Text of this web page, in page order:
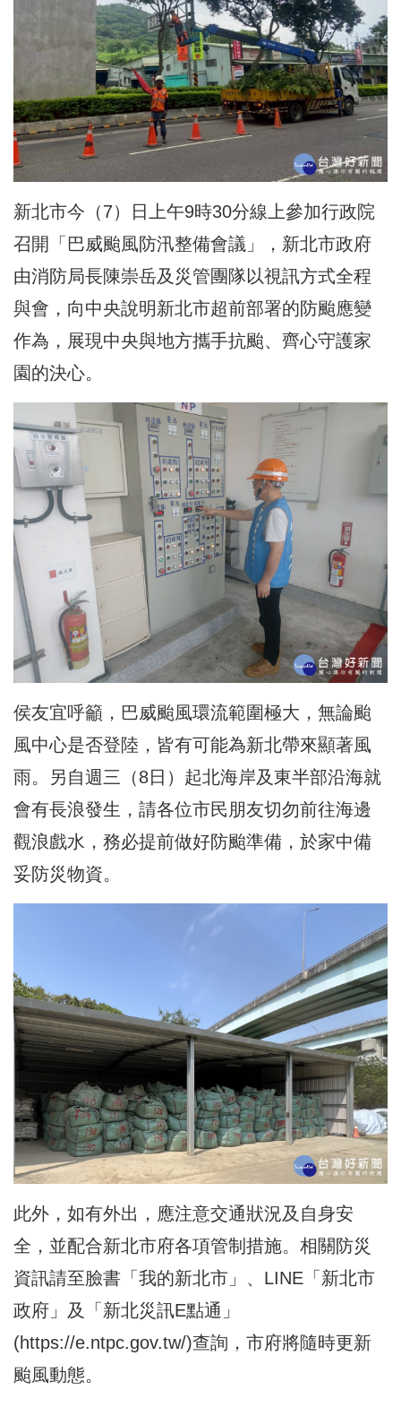
新北市今（7）日上午9時30分線上參加行政院
召開「巴威颱風防汛整備會議」，新北市政府
由消防局長陳崇岳及災管團隊以視訊方式全程
與會，向中央說明新北市超前部署的防颱應變
作為，展現中央與地方攜手抗颱、齊心守護家
園的決心。
侯友宜呼籲，巴威颱風環流範圍極大，無論颱
風中心是否登陸，皆有可能為新北帶來顯著風
雨。另自週三（8日）起北海岸及東半部沿海就
會有長浪發生，請各位市民朋友切勿前往海邊
觀浪戲水，務必提前做好防颱準備，於家中備
妥防災物資。
此外，如有外出，應注意交通狀況及自身安
全，並配合新北市府各項管制措施。相關防災
資訊請至臉書「我的新北市」、LINE「新北市
政府」及「新北災訊E點通」
(https://e.ntpc.gov.tw/)查詢，市府將隨時更新
颱風動態。